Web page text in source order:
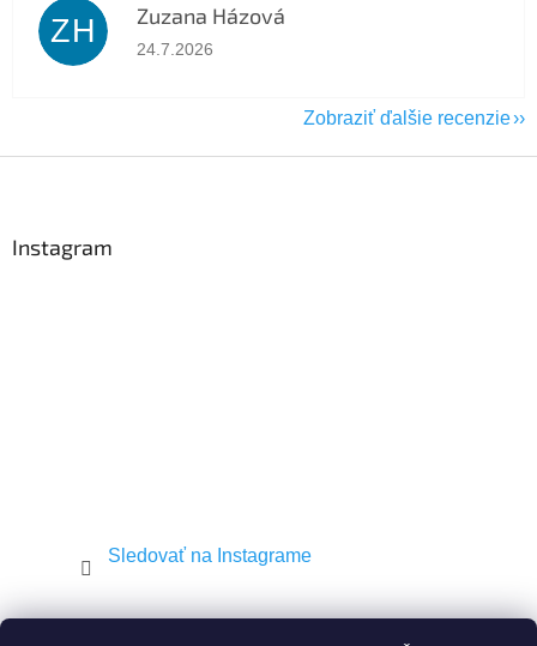
ZH Zuzana Házová
Hodnotenie obchodu je 5 z 5 hviezdičiek.
24.7.2026
Zobraziť ďalšie recenzie
Instagram
Sledovať na Instagrame